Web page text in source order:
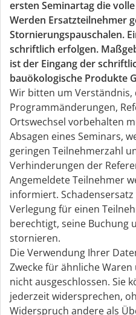
ersten Seminartag die
Werden Ersatzteilnehmer
Stornierungspauschalen.
schriftlich erfolgen.
ist der Eingang der
bauökologische Produkte
Wir bitten um Verständnis,
Programmänderungen,
Ortswechsel vorbehalten
Absagen eines Seminars,
geringen Teilnehmerzahl
Verhinderungen der
Angemeldete Teilnehmer
informiert.
Verlegung für einen
berechtigt, seine Buchung
stornieren.
Die Verwendung Ihrer
Zwecke für ähnliche
nicht ausgeschlossen. Sie
jederzeit widersprechen,
Widerspruch andere als